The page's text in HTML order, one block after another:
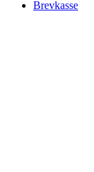
Brevkasse